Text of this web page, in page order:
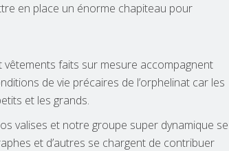
en place un énorme chapiteau pour
vêtements faits sur mesure accompagnent
de vie précaires de l’orphelinat car les
et les grands.
valises et notre groupe super dynamique se
et d’autres se chargent de contribuer